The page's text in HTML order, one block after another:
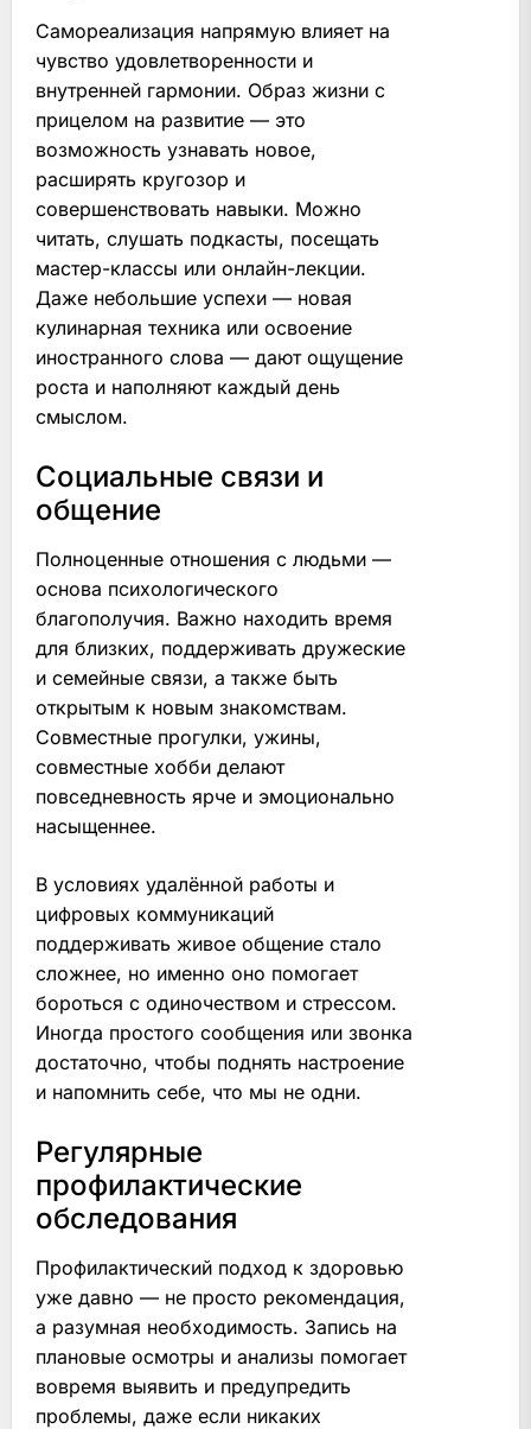
Самореализация напрямую влияет на
чувство удовлетворенности и
внутренней гармонии. Образ жизни с
прицелом на развитие — это
возможность узнавать новое,
расширять кругозор и
совершенствовать навыки. Можно
читать, слушать подкасты, посещать
мастер-классы или онлайн-лекции.
Даже небольшие успехи — новая
кулинарная техника или освоение
иностранного слова — дают ощущение
роста и наполняют каждый день
смыслом.
Социальные связи и
общение
Полноценные отношения с людьми —
основа психологического
благополучия. Важно находить время
для близких, поддерживать дружеские
и семейные связи, а также быть
открытым к новым знакомствам.
Совместные прогулки, ужины,
совместные хобби делают
повседневность ярче и эмоционально
насыщеннее.
В условиях удалённой работы и
цифровых коммуникаций
поддерживать живое общение стало
сложнее, но именно оно помогает
бороться с одиночеством и стрессом.
Иногда простого сообщения или звонка
достаточно, чтобы поднять настроение
и напомнить себе, что мы не одни.
Регулярные
профилактические
обследования
Профилактический подход к здоровью
уже давно — не просто рекомендация,
а разумная необходимость. Запись на
плановые осмотры и анализы помогает
вовремя выявить и предупредить
проблемы, даже если никаких